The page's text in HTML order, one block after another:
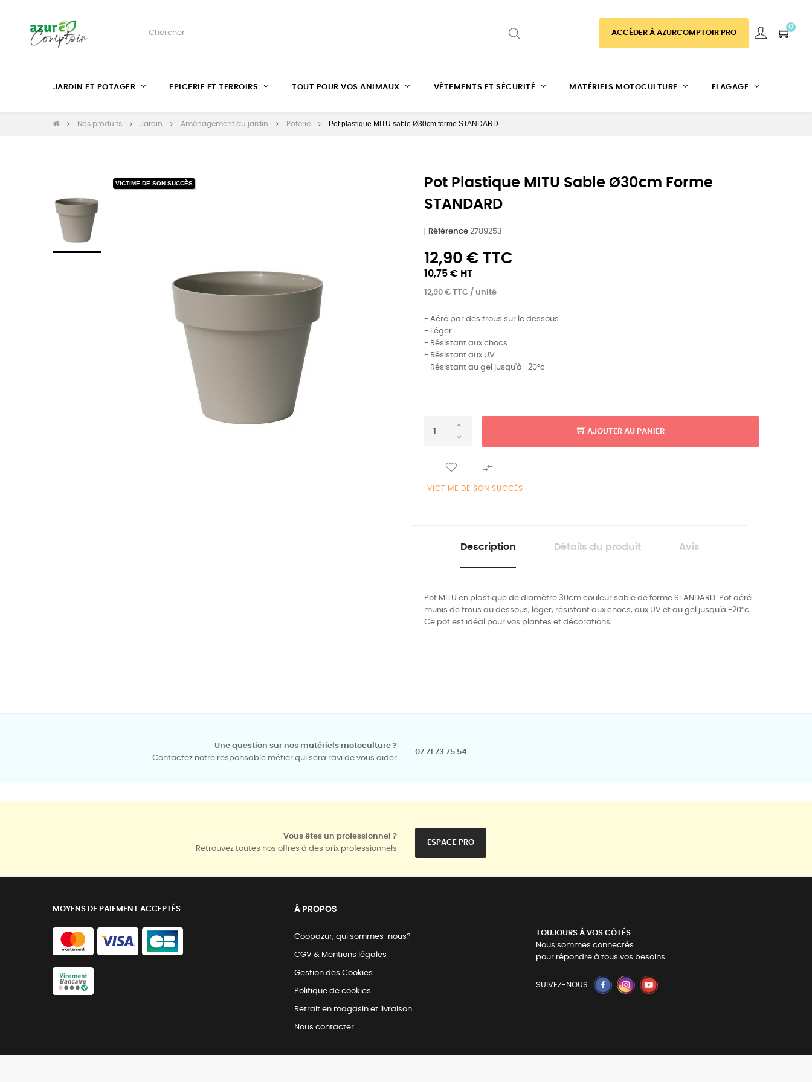
ACCÉDER À AZURCOMPTOIR PRO
0
JARDIN ET POTAGER EPICERIE ET TERROIRS TOUT POUR VOS ANIMAUX VÊTEMENTS ET SÉCURITÉ MATÉRIELS MOTOCULTURE ELAGAGE
Nos produits Jardin Aménagement du jardin Poterie Pot plastique MITU sable Ø30cm forme STANDARD
VICTIME DE SON SUCCÈS
Pot Plastique MITU Sable Ø30cm Forme
STANDARD
Référence 2789253
12,90 € TTC
10,75 € HT
12,90 € TTC / unité
- Aéré par des trous sur le dessous
- Léger
- Résistant aux chocs
- Résistant aux UV
- Résistant au gel jusqu'à -20°c
AJOUTER AU PANIER

VICTIME DE SON SUCCÈS
Description Détails du produit Avis
Pot MITU en plastique de diamètre 30cm couleur sable de forme STANDARD. Pot aéré
munis de trous au dessous, léger, résistant aux chocs, aux UV et au gel jusqu'à -20°c.
Ce pot est idéal pour vos plantes et décorations.
Une question sur nos matériels motoculture ?
Contactez notre responsable métier qui sera ravi de vous aider
07 71 73 75 54
Vous êtes un professionnel ?
Retrouvez toutes nos offres à des prix professionnels
ESPACE PRO
MOYENS DE PAIEMENT ACCEPTÉS Á PROPOS
Coopazur, qui sommes-nous?
CGV & Mentions légales
Gestion des Cookies
Politique de cookies
Retrait en magasin et livraison
Nous contacter
TOUJOURS Á VOS CÔTÉS
Nous sommes connectés
pour répondre à tous vos besoins
SUIVEZ-NOUS